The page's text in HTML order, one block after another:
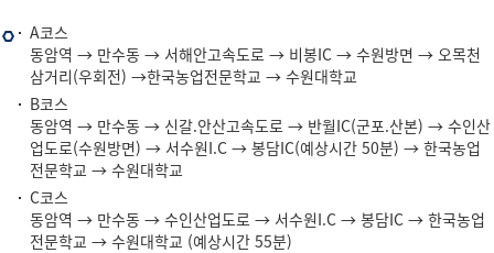
인
천
방
면
A코스
동암역 → 만수동 → 서해안고속도로 → 비봉IC → 수원방면 → 오목천
삼거리(우회전) →한국농업전문학교 → 수원대학교
B코스
동암역 → 만수동 → 신갈.안산고속도로 → 반월IC(군포.산본) → 수인산
업도로(수원방면) → 서수원I.C → 봉담IC(예상시간 50분) → 한국농업
전문학교 → 수원대학교
C코스
동암역 → 만수동 → 수인산업도로 → 서수원I.C → 봉담IC → 한국농업
전문학교 → 수원대학교 (예상시간 55분)